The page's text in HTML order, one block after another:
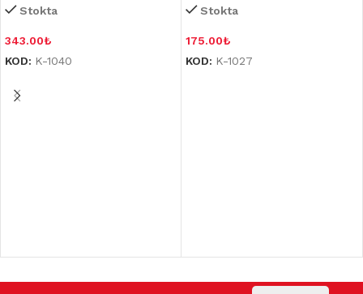
Stokta
343.00₺
KOD: K-1040
Stokta
175.00₺
KOD: K-1027